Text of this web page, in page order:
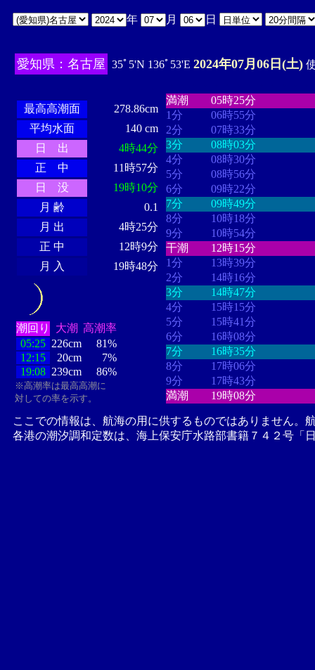
年 月 日
愛知県：名古屋 35ﾟ5'N 136ﾟ53'E 2024年07月06日(土)
最高高潮面
278.86cm
平均水面
140 cm
日 出
4時44分
正 中
11時57分
日 没
19時10分
月 齢
0.1
月 出
4時25分
正 中
12時9分
月 入
19時48分
潮回り 大潮 高潮率
05:25 226cm
81%
12:15
20cm
7%
19:08 239cm 86%
※高潮率は最高高潮に
対しての率を示す。
満潮
05時25分
1分
06時55分
2分
07時33分
3分
08時03分
4分
08時30分
5分
08時56分
6分
09時22分
7分
09時49分
8分
10時18分
9分
10時54分
干潮
12時15分
1分
13時39分
2分
14時16分
3分
14時47分
4分
15時15分
5分
15時41分
6分
16時08分
7分
16時35分
8分
17時06分
9分
17時43分
満潮
19時08分
ここでの情報は、航海の用に供するものではありません。
各港の潮汐調和定数は、海上保安庁水路部書籍７４２号「